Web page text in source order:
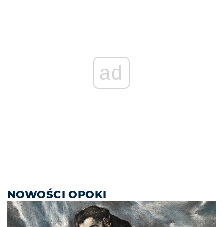
ad
NOWOŚCI OPOKI